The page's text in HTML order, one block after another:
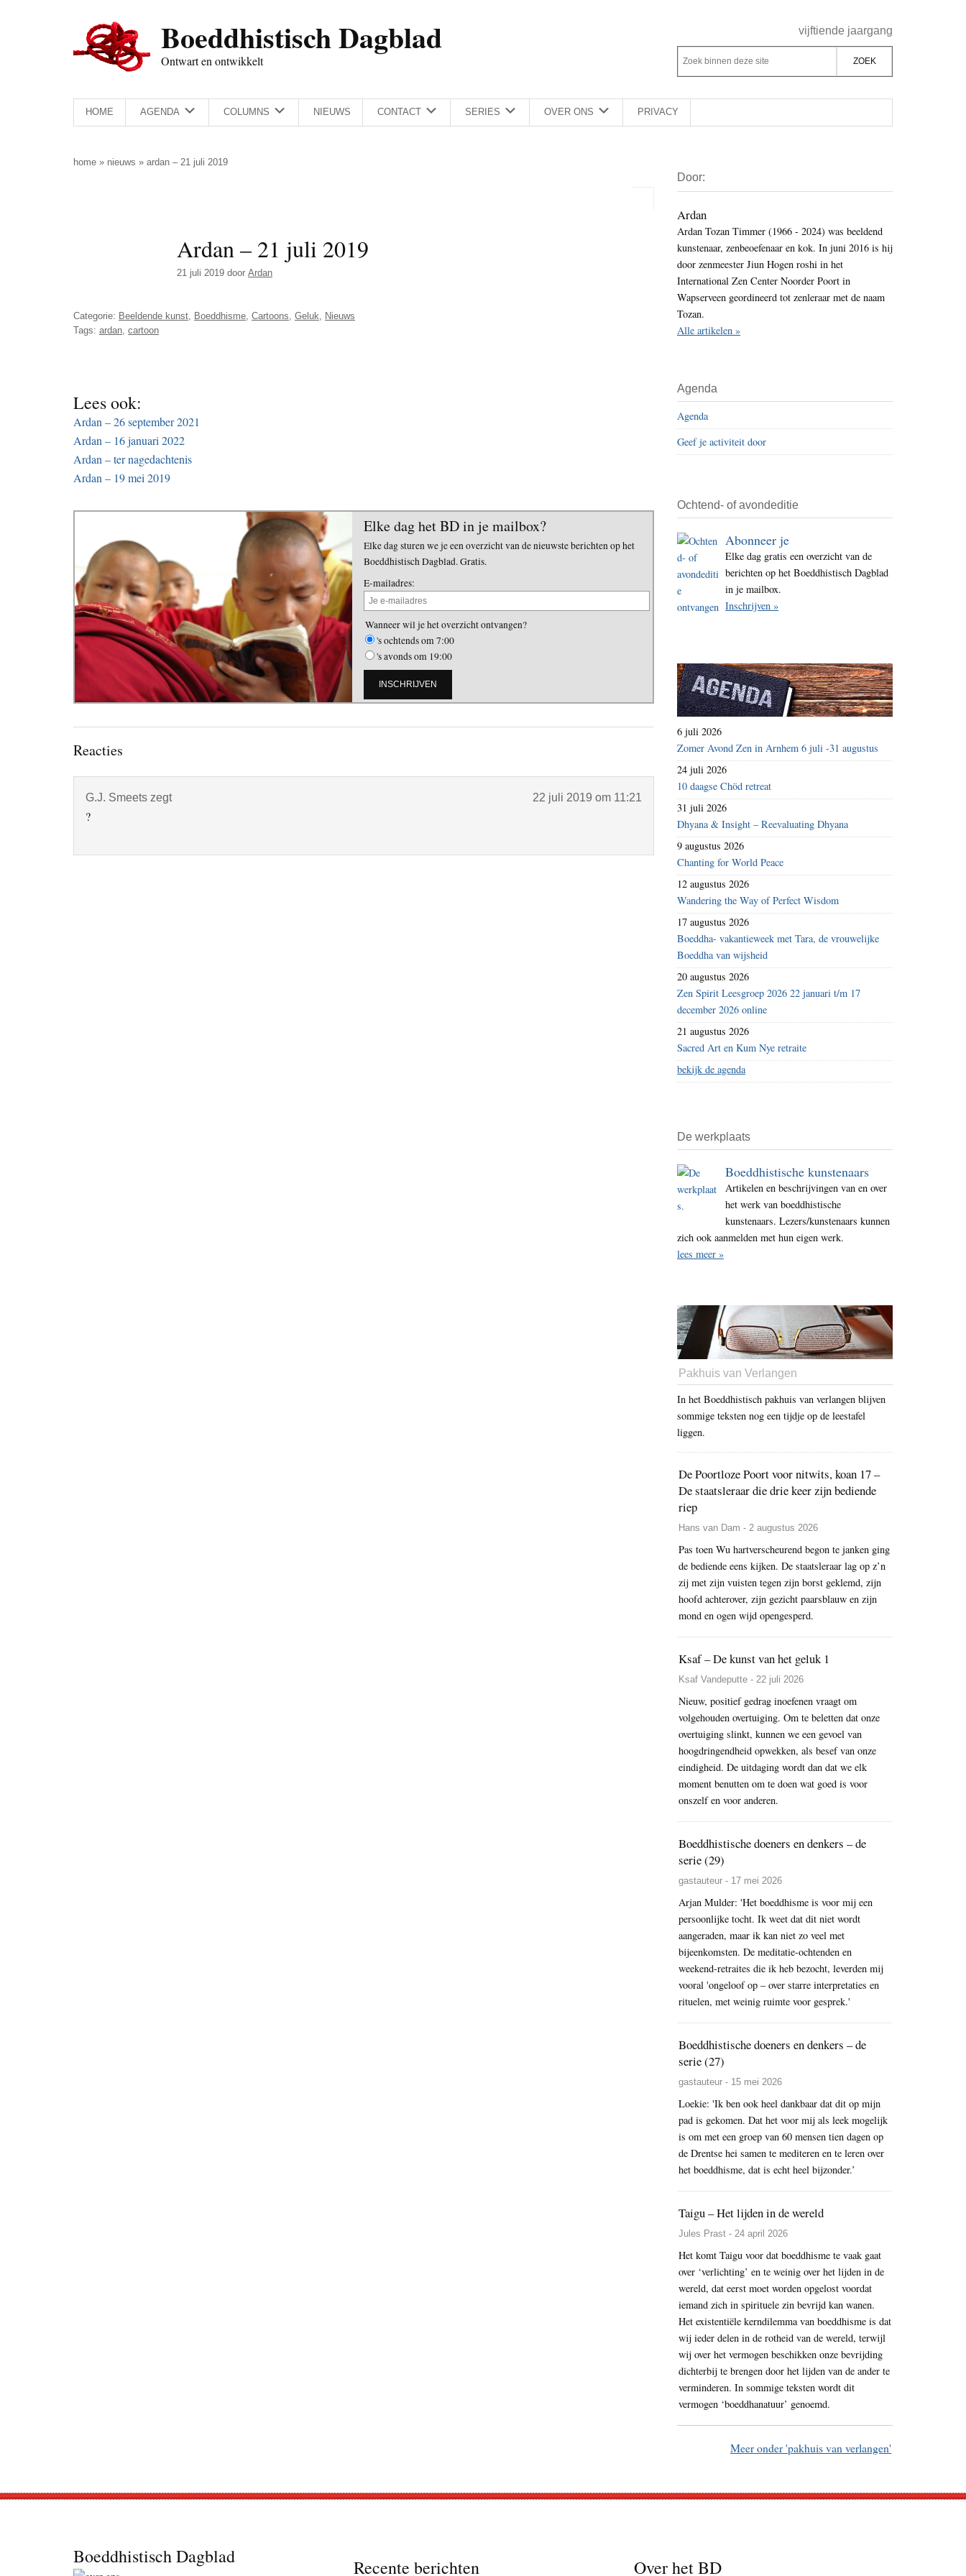
Boeddhistisch Dagblad
Ontwart en ontwikkelt
Rechts
vijftiende jaargang
Z
o
e
k
d
e
z
e
s
i
t
e
Z
o
k
b
n
n
d
e
z
e
s
i
HOME AGENDA COLUMNS NIEUWS CONTACT SERIES OVER ONS PRIVACY
home » nieuws » ardan – 21 juli 2019
Ardan – 21 juli 2019
21 juli 2019 door Ardan
Categorie: Beeldende kunst, Boeddhisme, Cartoons, Geluk, Nieuws
Tags: ardan, cartoon
Lees ook:
Ardan – 26 september 2021
Ardan – 16 januari 2022
Ardan – ter nagedachtenis
Ardan – 19 mei 2019
Elke dag het BD in je mailbox?
Elke dag sturen we je een overzicht van de nieuwste berichten op het
Boeddhistisch Dagblad. Gratis.
E-mailadres:
Wanneer wil je het overzicht ontvangen?
's ochtends om 7:00
's avonds om 19:00
Lees
Reacties
G.J. Smeets zegt 22 juli 2019 om 11:21
?
Sidebar
Door:
Ardan
Ardan Tozan Timmer (1966 - 2024) was beeldend
kunstenaar, zenbeoefenaar en kok. In juni 2016 is hij
door zenmeester Jiun Hogen roshi in het
International Zen Center Noorder Poort in
Wapserveen geordineerd tot zenleraar met de naam
Tozan.
Alle artikelen »
Agenda
Agenda
Geef je activiteit door
Ochtend- of avondeditie
Abonneer je
Elke dag gratis een overzicht van de
berichten op het Boeddhistisch Dagblad
in je mailbox.
Inschrijven »
6 juli 2026
Zomer Avond Zen in Arnhem 6 juli -31 augustus
24 juli 2026
10 daagse Chöd retreat
31 juli 2026
Dhyana & Insight – Reevaluating Dhyana
9 augustus 2026
Chanting for World Peace
12 augustus 2026
Wandering the Way of Perfect Wisdom
17 augustus 2026
Boeddha- vakantieweek met Tara, de vrouwelijke
Boeddha van wijsheid
20 augustus 2026
Zen Spirit Leesgroep 2026 22 januari t/m 17
december 2026 online
21 augustus 2026
Sacred Art en Kum Nye retraite
bekijk de agenda
De werkplaats
Boeddhistische kunstenaars
Artikelen en beschrijvingen van en over
het werk van boeddhistische
kunstenaars. Lezers/kunstenaars kunnen
zich ook aanmelden met hun eigen werk.
lees meer »
Pakhuis van Verlangen
In het Boeddhistisch pakhuis van verlangen blijven
sommige teksten nog een tijdje op de leestafel
liggen.
De Poortloze Poort voor nitwits, koan 17 –
De staatsleraar die drie keer zijn bediende
riep
Hans van Dam - 2 augustus 2026
Pas toen Wu hartverscheurend begon te janken ging
de bediende eens kijken. De staatsleraar lag op z’n
zij met zijn vuisten tegen zijn borst geklemd, zijn
hoofd achterover, zijn gezicht paarsblauw en zijn
mond en ogen wijd opengesperd.
Ksaf – De kunst van het geluk 1
Ksaf Vandeputte - 22 juli 2026
Nieuw, positief gedrag inoefenen vraagt om
volgehouden overtuiging. Om te beletten dat onze
overtuiging slinkt, kunnen we een gevoel van
hoogdringendheid opwekken, als besef van onze
eindigheid. De uitdaging wordt dan dat we elk
moment benutten om te doen wat goed is voor
onszelf en voor anderen.
Boeddhistische doeners en denkers – de
serie (29)
gastauteur - 17 mei 2026
Arjan Mulder: 'Het boeddhisme is voor mij een
persoonlijke tocht. Ik weet dat dit niet wordt
aangeraden, maar ik kan niet zo veel met
bijeenkomsten. De meditatie-ochtenden en
weekend-retraites die ik heb bezocht, leverden mij
vooral 'ongeloof op – over starre interpretaties en
rituelen, met weinig ruimte voor gesprek.'
Boeddhistische doeners en denkers – de
serie (27)
gastauteur - 15 mei 2026
Loekie: 'Ik ben ook heel dankbaar dat dit op mijn
pad is gekomen. Dat het voor mij als leek mogelijk
is om met een groep van 60 mensen tien dagen op
de Drentse hei samen te mediteren en te leren over
het boeddhisme, dat is echt heel bijzonder.’
Taigu – Het lijden in de wereld
Jules Prast - 24 april 2026
Het komt Taigu voor dat boeddhisme te vaak gaat
over ‘verlichting’ en te weinig over het lijden in de
wereld, dat eerst moet worden opgelost voordat
iemand zich in spirituele zin bevrijd kan wanen.
Het existentiële kerndilemma van boeddhisme is dat
wij ieder delen in de rotheid van de wereld, terwijl
wij over het vermogen beschikken onze bevrijding
dichterbij te brengen door het lijden van de ander te
verminderen. In sommige teksten wordt dit
vermogen ‘boeddhanatuur’ genoemd.
Meer onder 'pakhuis van verlangen'
Boeddhistisch Dagblad Recente berichten Over het BD